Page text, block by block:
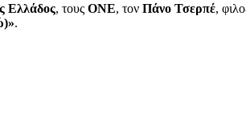
Ελλάδος, τους ONE, τον Πάνο Τσερπέ,
.